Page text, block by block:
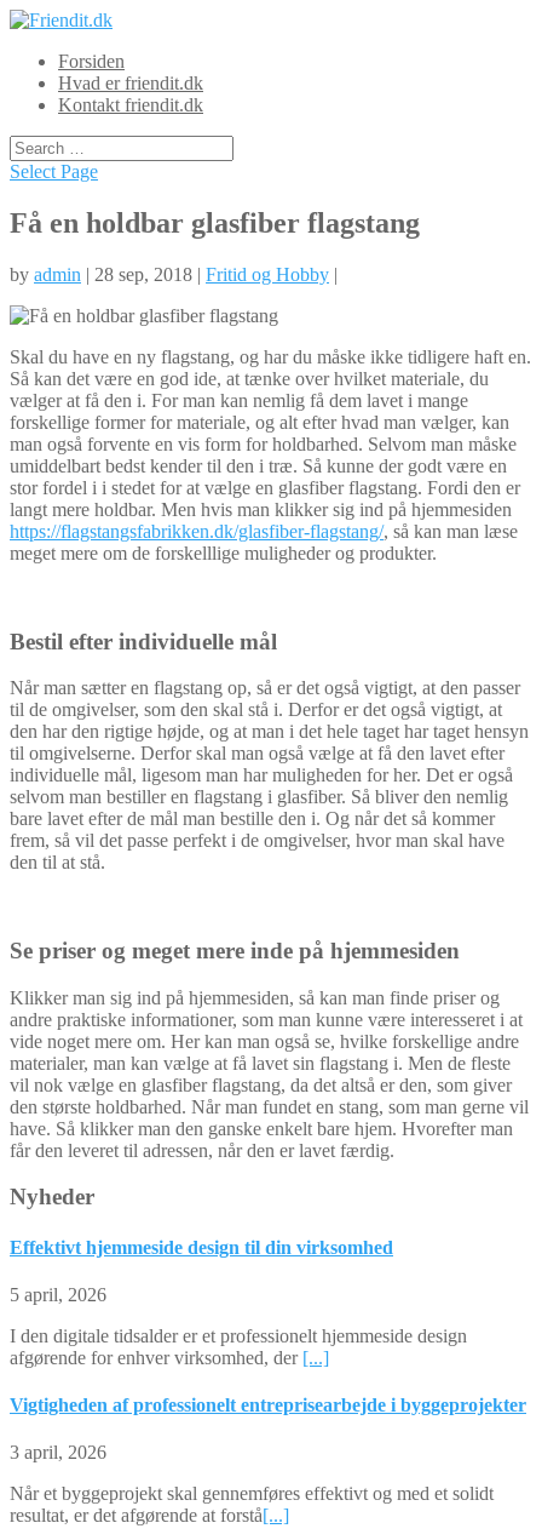
Forsiden
Hvad er friendit.dk
Kontakt friendit.dk
Select Page
Få en holdbar glasfiber flagstang
by admin | 28 sep, 2018 | Fritid og Hobby |
Skal du have en ny flagstang, og har du måske ikke tidligere haft en.
Så kan det være en god ide, at tænke over hvilket materiale, du
vælger at få den i. For man kan nemlig få dem lavet i mange
forskellige former for materiale, og alt efter hvad man vælger, kan
man også forvente en vis form for holdbarhed. Selvom man måske
umiddelbart bedst kender til den i træ. Så kunne der godt være en
stor fordel i i stedet for at vælge en glasfiber flagstang. Fordi den er
langt mere holdbar. Men hvis man klikker sig ind på hjemmesiden
https://flagstangsfabrikken.dk/glasfiber-flagstang/, så kan man læse
meget mere om de forskelllige muligheder og produkter.
Bestil efter individuelle mål
Når man sætter en flagstang op, så er det også vigtigt, at den passer
til de omgivelser, som den skal stå i. Derfor er det også vigtigt, at
den har den rigtige højde, og at man i det hele taget har taget hensyn
til omgivelserne. Derfor skal man også vælge at få den lavet efter
individuelle mål, ligesom man har muligheden for her. Det er også
selvom man bestiller en flagstang i glasfiber. Så bliver den nemlig
bare lavet efter de mål man bestille den i. Og når det så kommer
frem, så vil det passe perfekt i de omgivelser, hvor man skal have
den til at stå.
Se priser og meget mere inde på hjemmesiden
Klikker man sig ind på hjemmesiden, så kan man finde priser og
andre praktiske informationer, som man kunne være interesseret i at
vide noget mere om. Her kan man også se, hvilke forskellige andre
materialer, man kan vælge at få lavet sin flagstang i. Men de fleste
vil nok vælge en glasfiber flagstang, da det altså er den, som giver
den største holdbarhed. Når man fundet en stang, som man gerne vil
have. Så klikker man den ganske enkelt bare hjem. Hvorefter man
får den leveret til adressen, når den er lavet færdig.
Nyheder
Effektivt hjemmeside design til din virksomhed
5 april, 2026
I den digitale tidsalder er et professionelt hjemmeside design
afgørende for enhver virksomhed, der [...]
Vigtigheden af professionelt entreprisearbejde i byggeprojekter
3 april, 2026
Når et byggeprojekt skal gennemføres effektivt og med et solidt
resultat, er det afgørende at forstå[...]